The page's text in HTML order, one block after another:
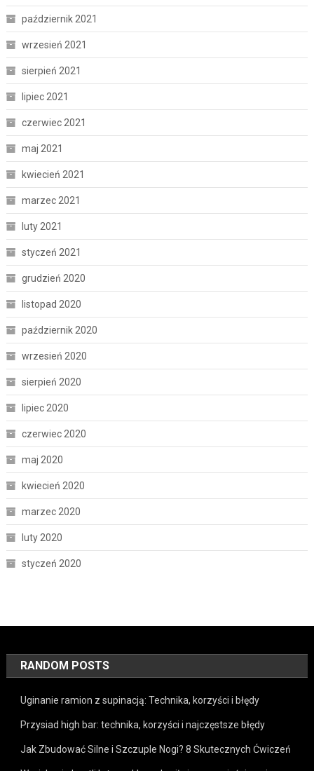
październik 2021
wrzesień 2021
sierpień 2021
lipiec 2021
czerwiec 2021
maj 2021
kwiecień 2021
marzec 2021
luty 2021
styczeń 2021
grudzień 2020
listopad 2020
październik 2020
wrzesień 2020
sierpień 2020
lipiec 2020
czerwiec 2020
maj 2020
kwiecień 2020
marzec 2020
luty 2020
styczeń 2020
RANDOM POSTS
Uginanie ramion z supinacją: Technika, korzyści i błędy
Przysiad high bar: technika, korzyści i najczęstsze błędy
Jak Zbudować Silne i Szczuple Nogi? 8 Skutecznych Ćwiczeń